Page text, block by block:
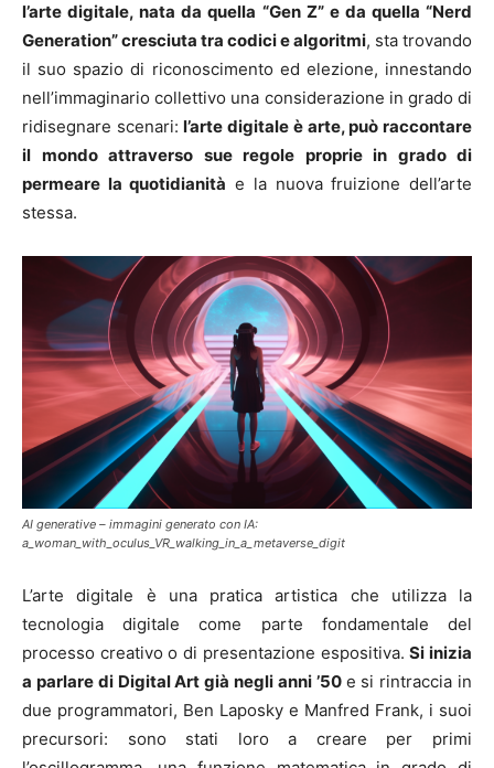
l’arte digitale, nata da quella “Gen Z” e da quella “Nerd
Generation” cresciuta tra codici e algoritmi, sta trovando
il suo spazio di riconoscimento ed elezione, innestando
nell’immaginario collettivo una considerazione in grado di
ridisegnare scenari:l’arte digitale è arte, può raccontare
il mondo attraverso sue regole proprie in grado di
permeare la quotidianità e la nuova fruizione dell’arte
stessa.
AI generative – immagini generato con IA:
a_woman_with_oculus_VR_walking_in_a_metaverse_digit
L’arte digitale è una pratica artistica che utilizza la
tecnologia digitale come parte fondamentale del
processo creativo o di presentazione espositiva.Si inizia
a parlare di Digital Art già negli anni ’50 e si rintraccia in
due programmatori, Ben Laposky e Manfred Frank, i suoi
precursori: sono stati loro a creare per primi